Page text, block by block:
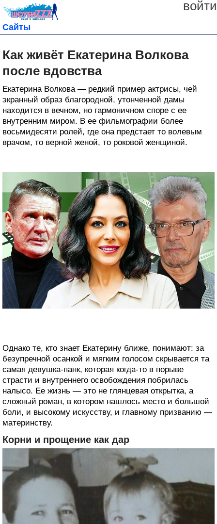
войти
Сайты
Как живёт Екатерина Волкова
после вдовства
Екатерина Волкова — редкий пример актрисы, чей
экранный образ благородной, утонченной дамы
находится в вечном, но гармоничном споре с ее
внутренним миром. В ее фильмографии более
восьмидесяти ролей, где она предстает то волевым
врачом, то верной женой, то роковой женщиной.
Однако те, кто знает Екатерину ближе, понимают: за
безупречной осанкой и мягким голосом скрывается та
самая девушка-панк, которая когда-то в порыве
страсти и внутреннего освобождения побрилась
налысо. Ее жизнь — это не глянцевая открытка, а
сложный роман, в котором нашлось место и большой
боли, и высокому искусству, и главному призванию —
материнству.
Корни и прощение как дар